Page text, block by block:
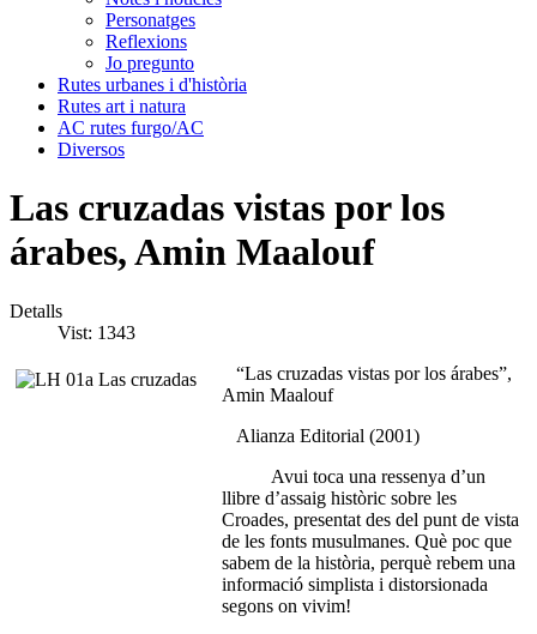
Personatges
Reflexions
Jo pregunto
Rutes urbanes i d'història
Rutes art i natura
AC rutes furgo/AC
Diversos
Las cruzadas vistas por los
árabes, Amin Maalouf
Detalls
Vist: 1343
“Las cruzadas vistas por los árabes”,
Amin Maalouf
Alianza Editorial (2001)
Avui toca una ressenya d’un
llibre d’assaig històric sobre les
Croades, presentat des del punt de vista
de les fonts musulmanes. Què poc que
sabem de la història, perquè rebem una
informació simplista i distorsionada
segons on vivim!